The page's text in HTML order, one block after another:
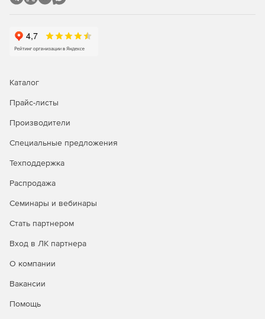
Каталог
Прайс-листы
Производители
Специальные предложения
Техподдержка
Распродажа
Семинары и вебинары
Стать партнером
Вход в ЛК партнера
О компании
Вакансии
Помощь